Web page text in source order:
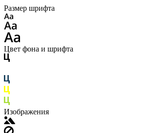
Размер шрифта
Цвет фона и шрифта
Изображения